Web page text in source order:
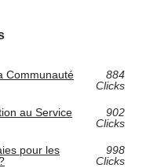
Communauté
884
Clicks
au Service
902
Clicks
pour les
998
Clicks